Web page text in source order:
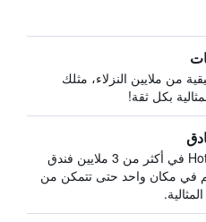
من ملايين النزلاء، مثلك
بكل ثقة!
يبحث HotelsCombined في أكثر من 3 ملايين فندق
في مكان واحد حتى تتمكن من